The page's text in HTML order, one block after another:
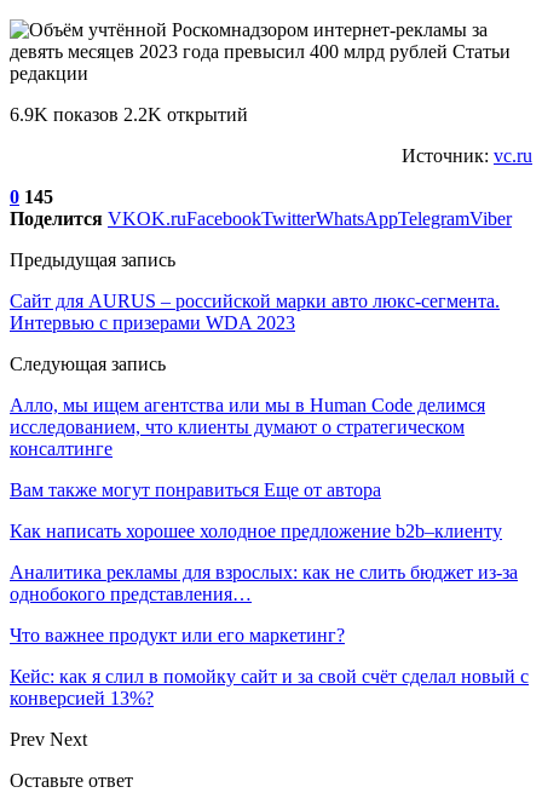
6.9K показов 2.2K открытий
Источник: vc.ru
0 145
Поделится VKOK.ruFacebookTwitterWhatsAppTelegramViber
Предыдущая запись
Сайт для AURUS – российской марки авто люкс-сегмента.
Интервью с призерами WDA 2023
Следующая запись
Алло, мы ищем агентства или мы в Human Code делимся
исследованием, что клиенты думают о стратегическом
консалтинге
Вам также могут понравиться Еще от автора
Как написать хорошее холодное предложение b2b–клиенту
Аналитика рекламы для взрослых: как не слить бюджет из-за
однобокого представления…
Что важнее продукт или его маркетинг?
Кейс: как я слил в помойку сайт и за свой счёт сделал новый с
конверсией 13%?
Prev Next
Оставьте ответ